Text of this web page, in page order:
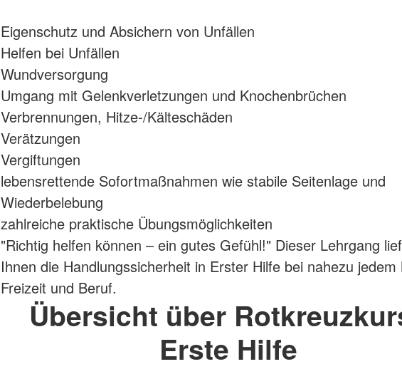
Eigenschutz und Absichern von Unfällen
Helfen bei Unfällen
Wundversorgung
Umgang mit Gelenkverletzungen und Knochenbrüchen
Verbrennungen, Hitze-/Kälteschäden
Verätzungen
Vergiftungen
lebensrettende Sofortmaßnahmen wie stabile Seitenlage und
Wiederbelebung
zahlreiche praktische Übungsmöglichkeiten
"Richtig helfen können – ein gutes Gefühl!" Dieser Lehrgang
Ihnen die Handlungssicherheit in Erster Hilfe bei nahezu jedem
Freizeit und Beruf.
Übersicht über
Erste Hilfe